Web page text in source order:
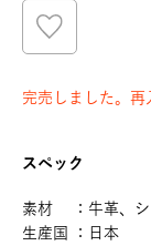
完売しました。再
スペック
素材 ：牛革、シ
生産国 ：日本